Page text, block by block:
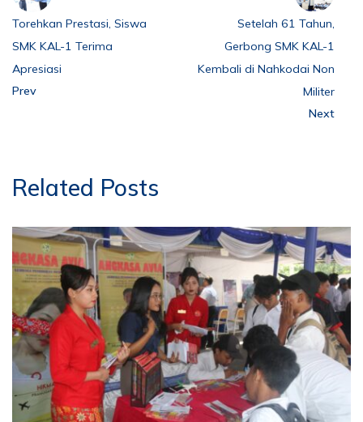
Torehkan Prestasi, Siswa
SMK KAL-1 Terima
Apresiasi
Prev
Setelah 61 Tahun,
Gerbong SMK KAL-1
Kembali di Nahkodai Non
Militer
Next
Related Posts